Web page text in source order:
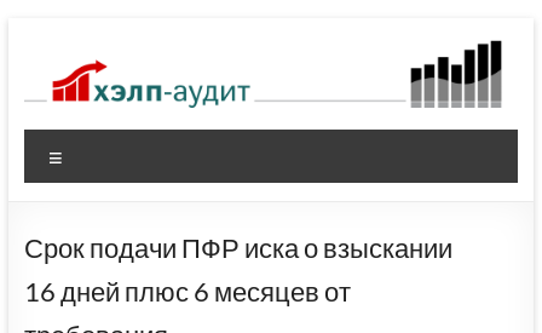
содержимому
Срок подачи ПФР иска о взыскании
16 дней плюс 6 месяцев от